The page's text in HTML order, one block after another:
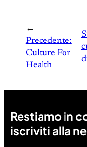
←
Precedente:
Culture For
Health
Restiamo in
iscriviti alla